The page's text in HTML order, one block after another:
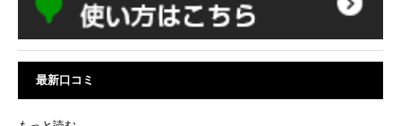
最新口コミ